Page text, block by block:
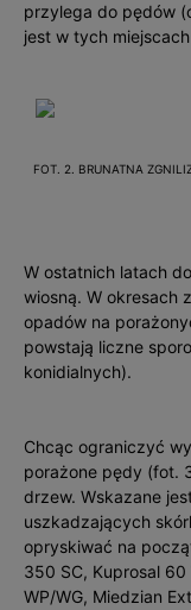
przylega do pędów
jest w tych
FOT. 2. BRUNATNA
W ostatnich latach
wiosną. W okresach
opadów na
powstają liczne
konidialnych).
Chcąc ograniczyć
porażone pędy (fot.
drzew. Wskazane
uszkadzających
opryskiwać na
350 SC, Kuprosal 60
WP/WG, Miedzian